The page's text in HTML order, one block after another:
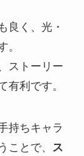
良く、光・
。
ストーリー
有利です。
持ちキャラ
ことで、
ス